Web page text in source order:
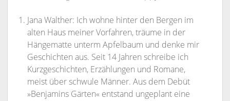
Jana Walther: Ich wohne hinter den Bergen im
alten Haus meiner Vorfahren, träume in der
Hängematte unterm Apfelbaum und denke mir
Geschichten aus. Seit 14 Jahren schreibe ich
Kurzgeschichten, Erzählungen und Romane,
meist über schwule Männer. Aus dem Debüt
»Benjamins Gärten« entstand ungeplant eine